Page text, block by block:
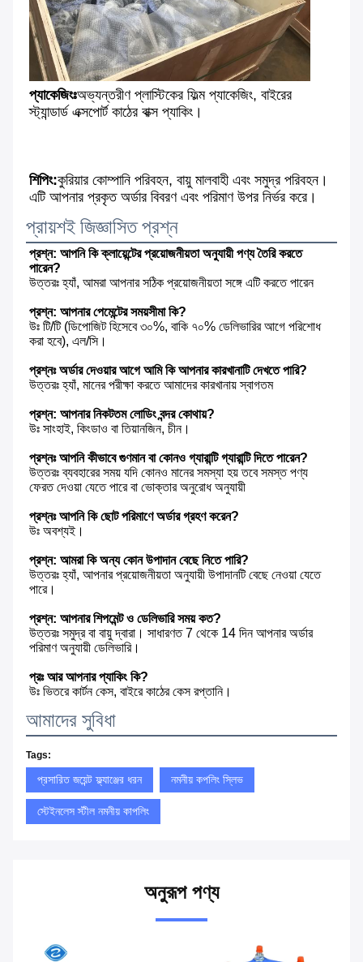
প্যাকেজিংঃঅভ্যন্তরীণ প্লাস্টিকের ফিল্ম প্যাকেজিং, বাইরের
স্ট্যান্ডার্ড এক্সপোর্ট কাঠের বাক্স প্যাকিং।
শিপিং:কুরিয়ার কোম্পানি পরিবহন, বায়ু মালবাহী এবং সমুদ্র পরিবহন।
এটি আপনার প্রকৃত অর্ডার বিবরণ এবং পরিমাণ উপর নির্ভর করে।
প্রায়শই জিজ্ঞাসিত প্রশ্ন
প্রশ্ন: আপনি কি ক্লায়েন্টের প্রয়োজনীয়তা অনুযায়ী পণ্য তৈরি করতে
পারেন?
উত্তরঃ হ্যাঁ, আমরা আপনার সঠিক প্রয়োজনীয়তা সঙ্গে এটি করতে পারেন
প্রশ্ন: আপনার পেমেন্টের সময়সীমা কি?
উঃ টি/টি (ডিপোজিট হিসেবে ৩০%, বাকি ৭০% ডেলিভারির আগে পরিশোধ
করা হবে), এল/সি।
প্রশ্নঃ অর্ডার দেওয়ার আগে আমি কি আপনার কারখানাটি দেখতে পারি?
উত্তরঃ হ্যাঁ, মানের পরীক্ষা করতে আমাদের কারখানায় স্বাগতম
প্রশ্ন: আপনার নিকটতম লোডিং বন্দর কোথায়?
উঃ সাংহাই, কিংডাও বা তিয়ানজিন, চীন।
প্রশ্নঃ আপনি কীভাবে গুণমান বা কোনও গ্যারান্টি গ্যারান্টি দিতে পারেন?
উত্তরঃ ব্যবহারের সময় যদি কোনও মানের সমস্যা হয় তবে সমস্ত পণ্য
ফেরত দেওয়া যেতে পারে বা ভোক্তার অনুরোধ অনুযায়ী
প্রশ্নঃ আপনি কি ছোট পরিমাণে অর্ডার গ্রহণ করেন?
উঃ অবশ্যই।
প্রশ্ন: আমরা কি অন্য কোন উপাদান বেছে নিতে পারি?
উত্তরঃ হ্যাঁ, আপনার প্রয়োজনীয়তা অনুযায়ী উপাদানটি বেছে নেওয়া যেতে
পারে।
প্রশ্ন: আপনার শিপমেন্ট ও ডেলিভারি সময় কত?
উত্তরঃ সমুদ্র বা বায়ু দ্বারা। সাধারণত 7 থেকে 14 দিন আপনার অর্ডার
পরিমাণ অনুযায়ী ডেলিভারি।
প্রঃ আর আপনার প্যাকিং কি?
উঃ ভিতরে কার্টন কেস, বাইরে কাঠের কেস রপ্তানি।
আমাদের সুবিধা
Tags:
প্রসারিত জয়েন্ট ফ্ল্যাঞ্জের ধরন নমনীয় কপলিং স্লিভ
স্টেইনলেস স্টীল নমনীয় কাপলিং
অনুরূপ পণ্য